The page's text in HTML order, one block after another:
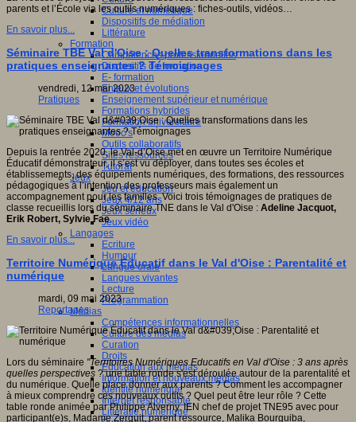
Culture et numérique
Dispositifs de médiation
Littérature
Formation
Compétences professionnelles
Dispositifs de formation
E- formation
Enjeux et évolutions
Enseignement supérieur et numérique
Formations hybrides
Formation universitaire
Mooc’s
Outils collaboratifs
Sites ressources
Tutorat
Jeux
Jeu et éducation
Jeux 4/12 ans
Jeux sérieux
Jeux vidéo
Langages
Ecriture
Humour
Langue orale
Langues vivantes
Lecture
Programmation
Médias
Compétences informationnelles
Culture des médias
Curation
Droits
Education aux médias
Information et nouveaux médias
Identité numérique
Internet responsable
Littératie numérique
parents et l’École via les outils numériques : fiches-outils, vidéos…
En savoir plus...
Séminaire TBE Val d'Oise : Quelles transformations dans les
pratiques enseignantes ? Témoignages
vendredi, 12 mai 2023
Pratiques
Depuis la rentrée 2020, le Val-d’Oise met en œuvre un Territoire Numérique
Éducatif démonstrateur, il s’est vu déployer, dans toutes ses écoles et
établissements, des équipements numériques, des formations, des ressources
pédagogiques à l’intention des professeurs mais également un
accompagnement pour les familles. Voici trois témoignages de pratiques de
classe recueillis lors du séminaire TNE dans le Val d'Oise : Adeline Jacquot,
Erik Robert, Sylvie Fae.
En savoir plus...
Territoire Numérique Éducatif dans le Val d'Oise : Parentalité et
numérique
mardi, 09 mai 2023
Reportages
Lors du séminaire "Territoires Numériques Educatifs en Val d'Oise : 3 ans après
quelles perspectives ? une table ronde s'est déroulée autour de la parentalité et
du numérique. Quelle place donner aux parents ? Comment les accompagner
à mieux comprendre ces nouveaux outils ? Quel peut être leur rôle ? Cette
table ronde animée par Philippe Alverny, IEN chef de projet TNE95 avec pour
participant(e)s, Madame Zerguit, parent ressource, Malika Bourguiba,